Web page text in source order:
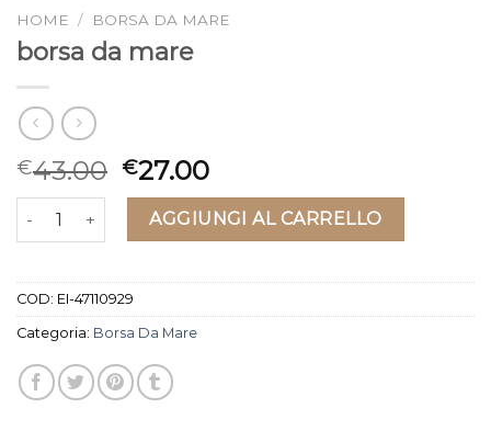
HOME / BORSA DA MARE
borsa da mare
€43.00 €27.00
borsa da mare quantitàAGGIUNGI AL CARRELLO
COD: EI-47110929
Categoria: Borsa Da Mare